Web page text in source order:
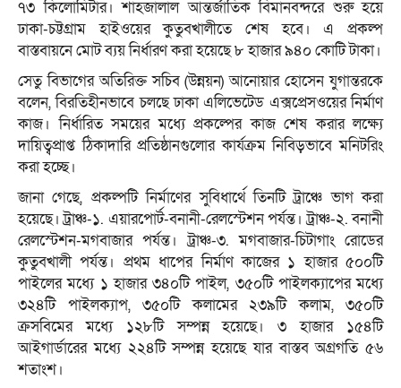
৭৩ কিলোমিটার। শাহজালাল আন্তর্জাতিক বিমানবন্দরে শুরু হয়ে
ঢাকা-চট্টগ্রাম হাইওয়ের কুতুবখালীতে শেষ হবে। এ প্রকল্প
বাস্তবায়নে মোট ব্যয় নির্ধারণ করা হয়েছে ৮ হাজার ৯৪০ কোটি টাকা।
সেতু বিভাগের অতিরিক্ত সচিব (উন্নয়ন) আনোয়ার হোসেন যুগান্তরকে
বলেন, বিরতিহীনভাবে চলছে ঢাকা এলিভেটেড এক্সপ্রেসওয়ের নির্মাণ
কাজ। নির্ধারিত সময়ের মধ্যে প্রকল্পের কাজ শেষ করার লক্ষ্যে
দায়িত্বপ্রাপ্ত ঠিকাদারি প্রতিষ্ঠানগুলোর কার্যক্রম নিবিড়ভাবে মনিটরিং
করা হচ্ছে।
জানা গেছে, প্রকল্পটি নির্মাণের সুবিধার্থে তিনটি ট্রাঞ্চে ভাগ করা
হয়েছে। ট্রাঞ্চ-১. এয়ারপোর্ট-বনানী-রেলস্টেশন পর্যন্ত। ট্রাঞ্চ-২. বনানী
রেলস্টেশন-মগবাজার পর্যন্ত। ট্রাঞ্চ-৩. মগবাজার-চিটাগাং রোডের
কুতুবখালী পর্যন্ত। প্রথম ধাপের নির্মাণ কাজের ১ হাজার ৫০০টি
পাইলের মধ্যে ১ হাজার ৩৪০টি পাইল, ৩৫০টি পাইলক্যাপের মধ্যে
৩২৪টি পাইলক্যাপ, ৩৫০টি কলামের ২৩৯টি কলাম, ৩৫০টি
ক্রসবিমের মধ্যে ১২৮টি সম্পন্ন হয়েছে। ৩ হাজার ১৫৪টি
আইগার্ডারের মধ্যে ২২৪টি সম্পন্ন হয়েছে যার বাস্তব অগ্রগতি ৫৬
শতাংশ।